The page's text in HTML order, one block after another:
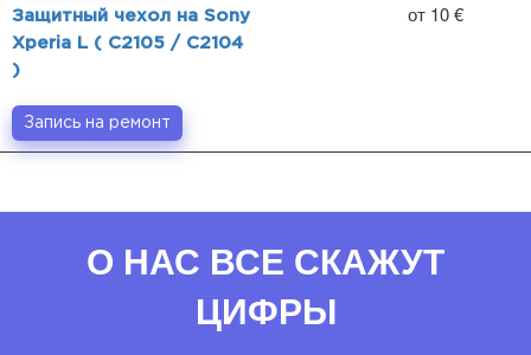
Защитный чехол на Sony
Xperia L ( C2105 / C2104
)
от 10 €
Запись на ремонт
О НАС ВСЕ СКАЖУТ
ЦИФРЫ